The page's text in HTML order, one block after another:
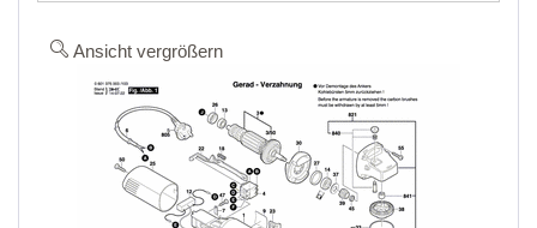
Ansicht vergrößern